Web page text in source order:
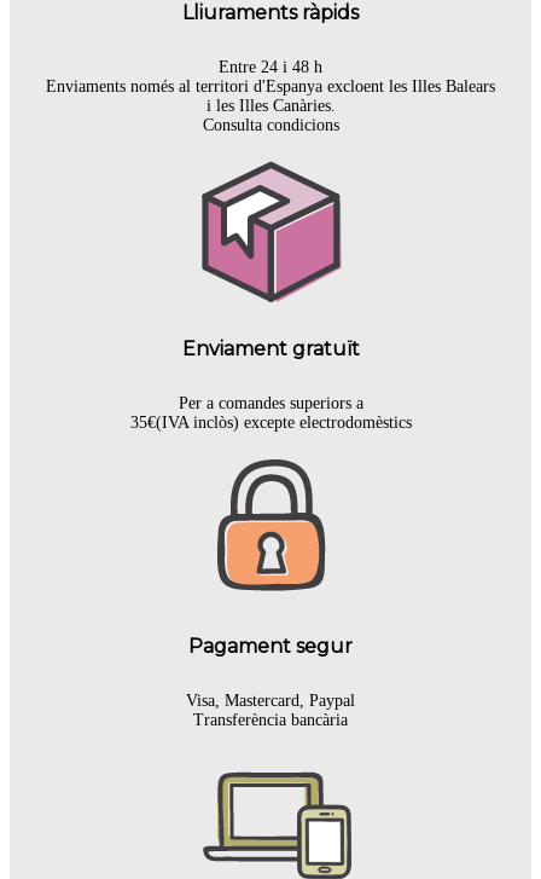
Lliuraments ràpids
Entre 24 i 48 h
Enviaments només al territori d'Espanya excloent les Illes Balears
i les Illes Canàries.
Consulta condicions
Enviament gratuït
Per a comandes superiors a
35€(IVA inclòs) excepte electrodomèstics
Pagament segur
Visa, Mastercard, Paypal
Transferència bancària